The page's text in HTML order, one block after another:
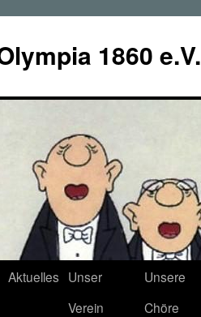
1860
Aktuelles Unser
Verein
Unsere
Chöre